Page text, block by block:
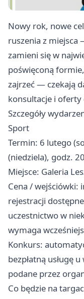
Nowy rok, nowe
ruszenia z miejsca
zamieni się w
poświęconą
zajrzeć — czekają
konsultacje i
Szczegóły
Sport
Termin: 6 lutego
(niedziela), godz.
Miejsce: Galeria
Cena / wejściówki:
rejestracji
uczestnictwo w
wymaga
Konkurs:
bezpłatną usługę
podane przez
Co będzie na